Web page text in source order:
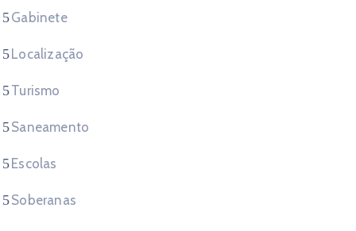
Gabinete
Localização
Turismo
Saneamento
Escolas
Soberanas